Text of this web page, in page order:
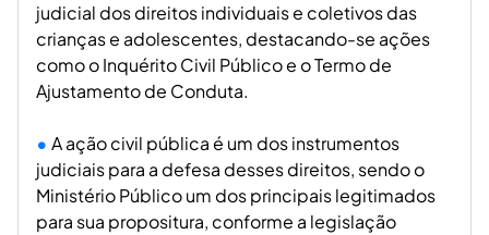
judicial dos direitos individuais e coletivos das
crianças e adolescentes, destacando-se ações
como o Inquérito Civil Público e o Termo de
Ajustamento de Conduta.
A ação civil pública é um dos instrumentos
judiciais para a defesa desses direitos, sendo o
Ministério Público um dos principais legitimados
para sua propositura, conforme a legislação